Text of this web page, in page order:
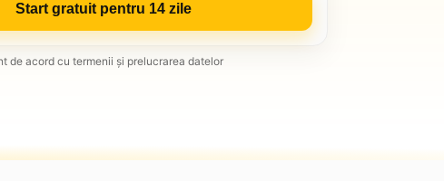
Start gratuit pentru 14 zile
de acord cu termenii și prelucrarea datelor